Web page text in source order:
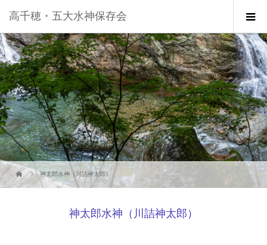
高千穂・五大水神保存会
神太郎水神（川詰神太郎）
神太郎水神（川詰神太郎）